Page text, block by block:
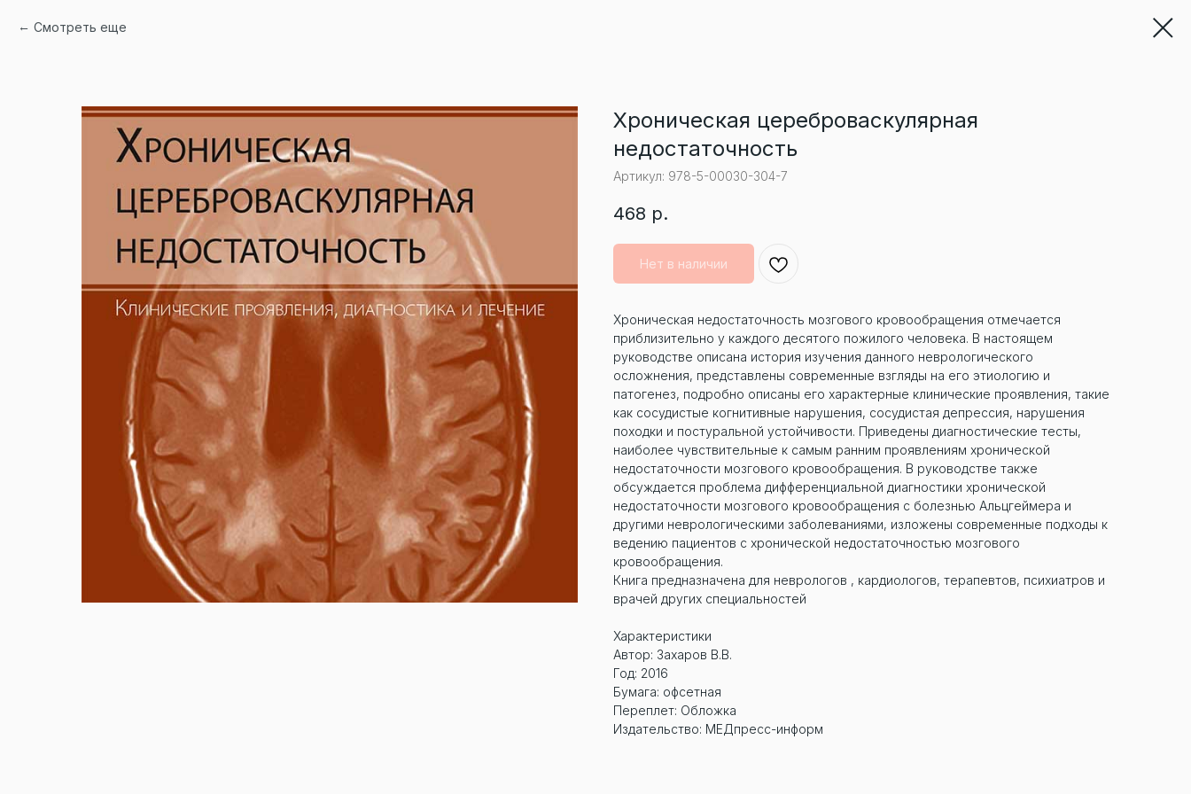
Смотреть еще
Хроническая цереброваскулярная
недостаточность
Артикул: 978-5-00030-304-7
468 р.
Нет в наличии
Хроническая недостаточность мозгового кровообращения отмечается
приблизительно у каждого десятого пожилого человека. В настоящем
руководстве описана история изучения данного неврологического
осложнения, представлены современные взгляды на его этиологию и
патогенез, подробно описаны его характерные клинические проявления, такие
как сосудистые когнитивные нарушения, сосудистая депрессия, нарушения
походки и постуральной устойчивости. Приведены диагностические тесты,
наиболее чувствительные к самым ранним проявлениям хронической
недостаточности мозгового кровообращения. В руководстве также
обсуждается проблема дифференциальной диагностики хронической
недостаточности мозгового кровообращения с болезнью Альцгеймера и
другими неврологическими заболеваниями, изложены современные подходы к
ведению пациентов с хронической недостаточностью мозгового
кровообращения.
Книга предназначена для неврологов , кардиологов, терапевтов, психиатров и
врачей других специальностей
Характеристики
Автор: Захаров В.В.
Год: 2016
Бумага: офсетная
Переплет: Обложка
Издательство: МЕДпресс-информ